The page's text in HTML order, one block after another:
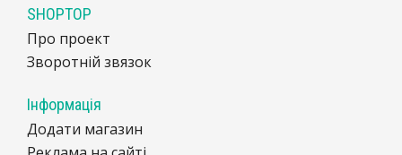
SHOPTOP
Про проект
Зворотній звязок
Інформація
Додати магазин